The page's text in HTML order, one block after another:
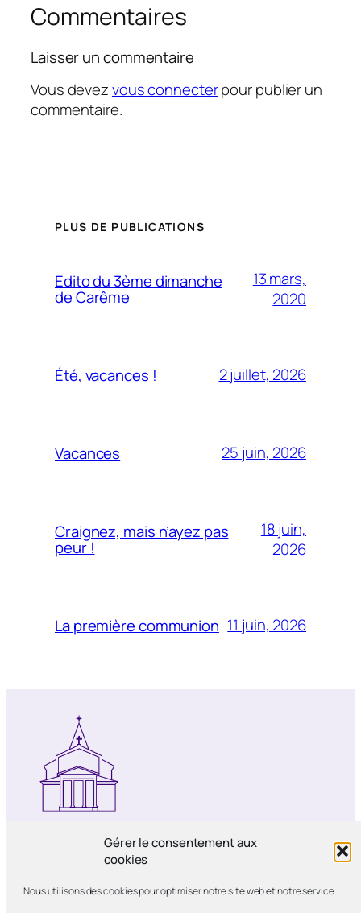
Gérer le consentement aux
cookies
Nous utilisons des cookies pour optimiser notre site web et notre service.
Commentaires
Laisser un commentaire
Vous devezvous connecterpour publier un
commentaire.
PLUS DE PUBLICATIONS
Edito du 3ème dimanche
de Carême
13 mars,
2020
Été, vacances ! 2 juillet, 2026
Vacances 25 juin, 2026
Craignez, mais n’ayez pas
peur !
18 juin,
2026
La première communion 11 juin, 2026
Notre-Dame de Bercy
Paroisse catholique Notre-Dame de la